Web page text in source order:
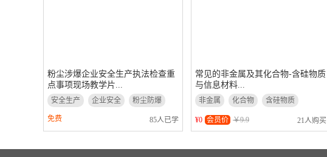
粉尘涉爆企业安全生产执法检查重
点事项现场教学片...
安全生产 企业安全 粉尘防爆
免费 85人已学
常见的非金属及其化合物-含硅物质
与信息材料...
非金属 化合物
含硅物质
信息材料
¥0 会员价 ￥9.9 21人购买